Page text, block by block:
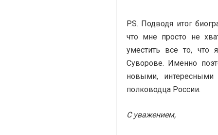
P.S. Подводя итог
что мне просто не
уместить все то, что
Суворове. Именно
новыми,
полководца России.
С уважением,